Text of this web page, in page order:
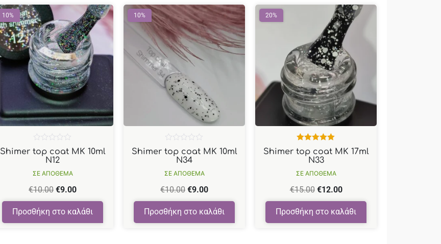
10%
ΣΕ ΑΠΟΘΕΜΑ
Shimer top coat MK 10ml
N12
€10.00 €9.00
Προσθήκη στο καλάθι
Βαθμολογήθηκε
με
5
10%
ΣΕ ΑΠΟΘΕΜΑ
Shimer top coat MK 10ml
N34
€10.00 €9.00
Προσθήκη στο καλάθι
Βαθμολογήθηκε
με
5
20%
ΣΕ ΑΠΟΘΕΜΑ
Shimer top coat MK 17ml
N33
€15.00 €12.00
Προσθήκη στο καλάθι
Βαθμολογήθηκε
με5.00από
5